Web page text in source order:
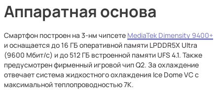
Аппаратная основа
Смартфон построен на 3-нм чипсете MediaTek Dimensity 9400+
и оснащается до 16 ГБ оперативной памяти LPDDR5X Ultra
(9600 Мбит/с) и до 512 ГБ встроенной памяти UFS 4.1. Также
предусмотрен фирменный игровой чип Q2. За охлаждение
отвечает система жидкостного охлаждения Ice Dome VC с
максимальной теплопроводностью 7K.